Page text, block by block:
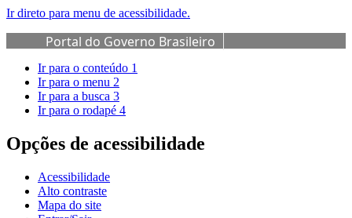
Ir direto para menu de acessibilidade.
Portal do Governo Brasileiro
Ir para o conteúdo 1
Ir para o menu 2
Ir para a busca 3
Ir para o rodapé 4
Opções de acessibilidade
Acessibilidade
Alto contraste
Mapa do site